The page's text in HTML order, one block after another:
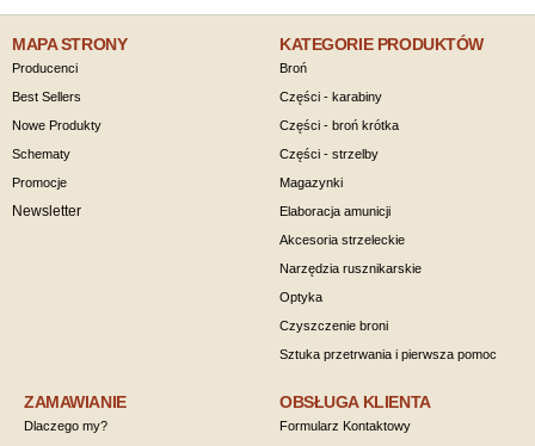
MAPA STRONY
Producenci
Best Sellers
Nowe Produkty
Schematy
Promocje
Newsletter
KATEGORIE PRODUKTÓW
Broń
Części - karabiny
Części - broń krótka
Części - strzelby
Magazynki
Elaboracja amunicji
Akcesoria strzeleckie
Narzędzia rusznikarskie
Optyka
Czyszczenie broni
Sztuka przetrwania i pierwsza pomoc
ZAMAWIANIE
Dlaczego my?
OBSŁUGA KLIENTA
Formularz Kontaktowy